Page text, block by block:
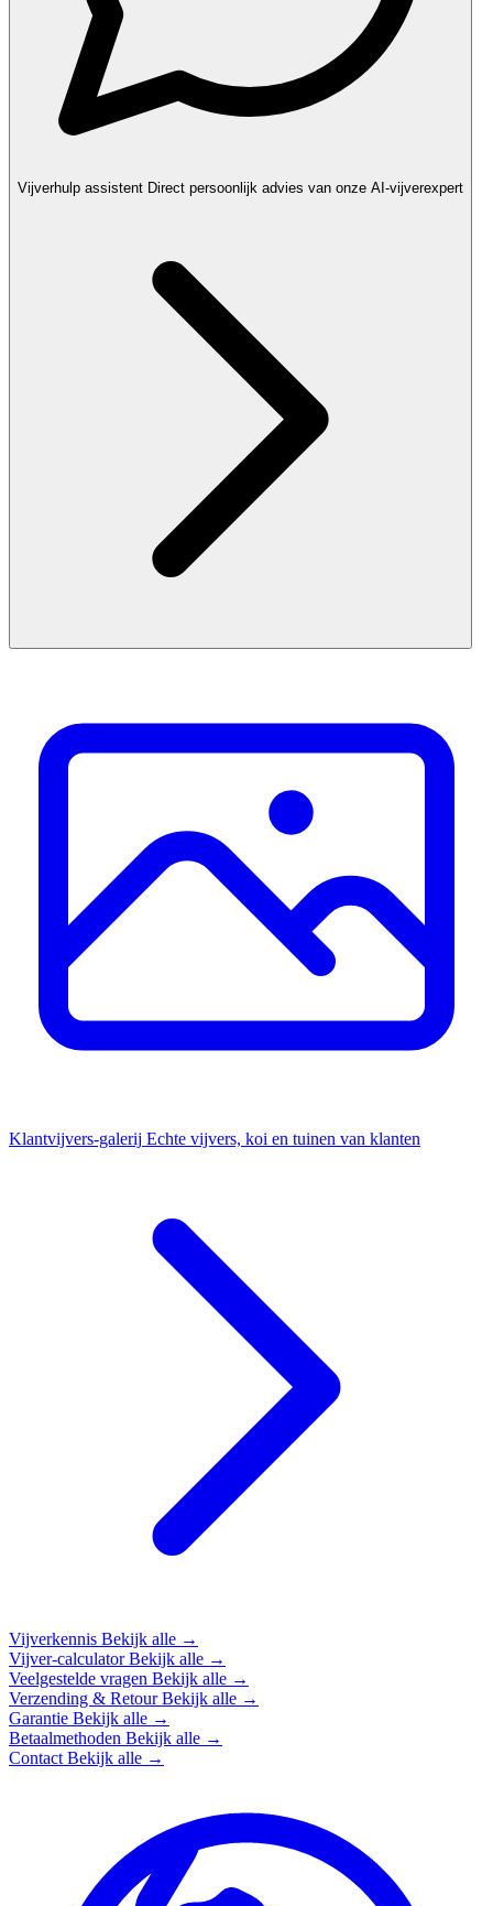
Vijverhulp assistent Direct persoonlijk advies van onze AI-vijverexpert
Klantvijvers-galerij Echte vijvers, koi en tuinen van klanten
Vijverkennis Bekijk alle →
Vijver-calculatorBekijk alle →
Veelgestelde vragen Bekijk alle →
Verzending & RetourBekijk alle →
Garantie Bekijk alle →
Betaalmethoden Bekijk alle →
Contact Bekijk alle →